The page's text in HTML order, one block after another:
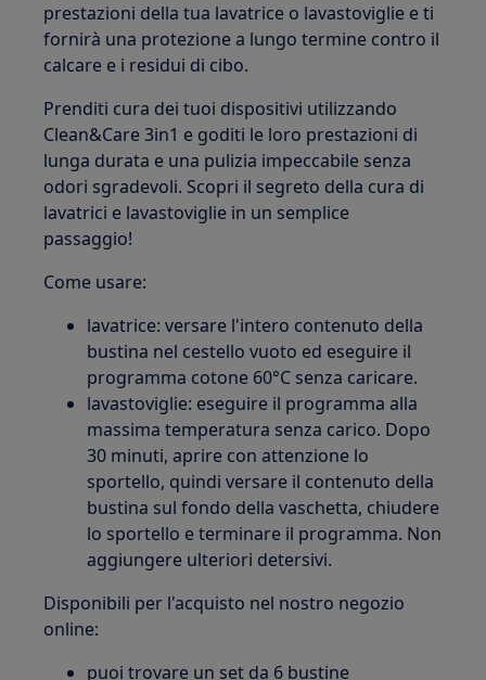
prestazioni della tua lavatrice o lavastoviglie e ti
fornirà una protezione a lungo termine contro il
calcare e i residui di cibo.
Prenditi cura dei tuoi dispositivi utilizzando
Clean&Care 3in1 e goditi le loro prestazioni di
lunga durata e una pulizia impeccabile senza
odori sgradevoli. Scopri il segreto della cura di
lavatrici e lavastoviglie in un semplice
passaggio!
Come usare:
lavatrice: versare l'intero contenuto della
bustina nel cestello vuoto ed eseguire il
programma cotone 60°C senza caricare.
lavastoviglie: eseguire il programma alla
massima temperatura senza carico. Dopo
30 minuti, aprire con attenzione lo
sportello, quindi versare il contenuto della
bustina sul fondo della vaschetta, chiudere
lo sportello e terminare il programma. Non
aggiungere ulteriori detersivi.
Disponibili per l'acquisto nel nostro negozio
online:
puoi trovare un set da 6 bustine